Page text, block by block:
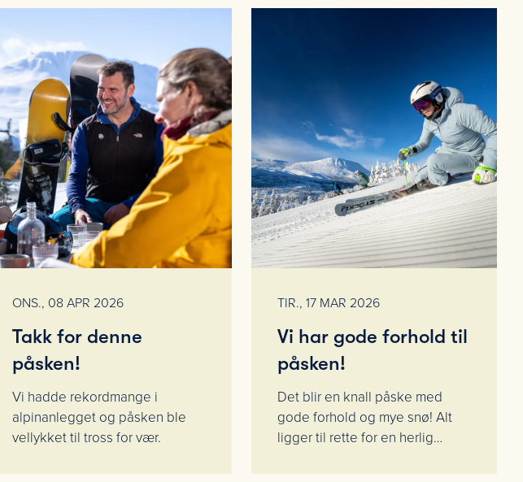
ONS., 08 APR 2026
Takk for denne
påsken!
Vi hadde rekordmange i
alpinanlegget og påsken ble
vellykket til tross for vær.
TIR., 17 MAR 2026
Vi har gode forhold til
påsken!
Det blir en knall påske med
gode forhold og mye snø! Alt
ligger til rette for en herlig